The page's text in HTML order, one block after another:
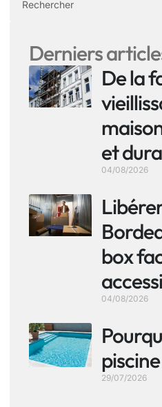
Derniers
De la
et
04/08/2026
box
04/08/2026
29/07/2026